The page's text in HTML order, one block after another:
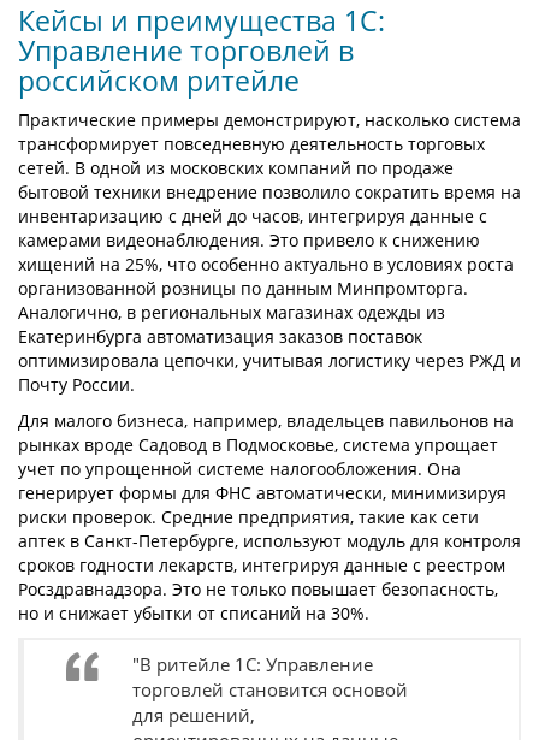
Кейсы и преимущества 1С:
Управление торговлей в
российском ритейле
Практические примеры демонстрируют, насколько система
трансформирует повседневную деятельность торговых
сетей. В одной из московских компаний по продаже
бытовой техники внедрение позволило сократить время на
инвентаризацию с дней до часов, интегрируя данные с
камерами видеонаблюдения. Это привело к снижению
хищений на 25%, что особенно актуально в условиях роста
организованной розницы по данным Минпромторга.
Аналогично, в региональных магазинах одежды из
Екатеринбурга автоматизация заказов поставок
оптимизировала цепочки, учитывая логистику через РЖД и
Почту России.
Для малого бизнеса, например, владельцев павильонов на
рынках вроде Садовод в Подмосковье, система упрощает
учет по упрощенной системе налогообложения. Она
генерирует формы для ФНС автоматически, минимизируя
риски проверок. Средние предприятия, такие как сети
аптек в Санкт-Петербурге, используют модуль для контроля
сроков годности лекарств, интегрируя данные с реестром
Росздравнадзора. Это не только повышает безопасность,
но и снижает убытки от списаний на 30%.
"В ритейле 1С: Управление
торговлей становится основой
для решений,